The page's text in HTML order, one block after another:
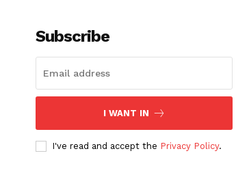
Subscribe
I WANT IN
I've read and accept the Privacy Policy.